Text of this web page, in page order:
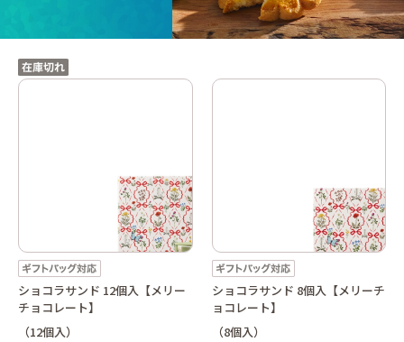
ショコラサンド 12個入【メリー
チョコレート】
（12個入）
ショコラサンド 8個入【メリーチ
ョコレート】
（8個入）